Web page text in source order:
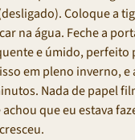
Coloque a
na água. Feche a
e úmido, perfeito
em pleno inverno, e
Nada de papel
achou que eu estava